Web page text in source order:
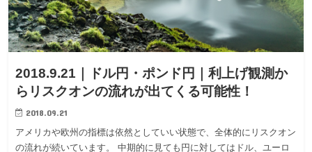
2018.9.21｜ドル円・ポンド円｜利上げ観測か
らリスクオンの流れが出てくる可能性！
2018.09.21
アメリカや欧州の指標は依然としていい状態で、全体的にリスクオン
の流れが続いています。 中期的に見ても円に対してはドル、ユーロ